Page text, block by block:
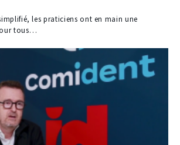
les praticiens ont en main une
tous…